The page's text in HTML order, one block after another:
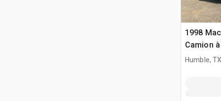
1998
Camion
D/E
Humble,